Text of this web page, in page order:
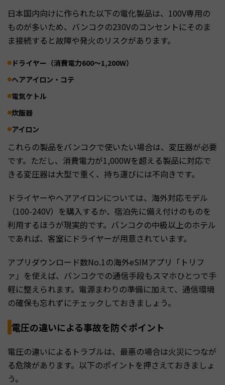
日本国内向けに作られた以下の電化製品は、100V専用の
ものが多いため、バンコクの230Vのコンセントにそのま
ま接続すると故障や発火のリスクがあります。
ドライヤー（消費電力600～1,200W）
ヘアアイロン・コテ
電気ケトル
炊飯器
アイロン
これらの製品をバンコクで使いたい場合は、変圧器が必要
です。ただし、消費電力が1,000Wを超える製品に対応で
きる変圧器は大型で重く、持ち運びには不向きです。
ドライヤーやヘアアイロンについては、海外対応モデル
（100-240V）を購入するか、宿泊先に備え付けのものを
利用するほうが現実的です。バンコクの中級以上のホテル
であれば、客室にドライヤーが用意されています。
アプリダウンロード数No.1の海外eSIMアプリ「トリフ
ァ」を使えば、バンコクでの通信手段もスマホひとつで手
軽に整えられます。電源まわりの準備に加えて、通信環境
の確保も忘れずにチェックしておきましょう。
電圧の違いによる事故を防ぐポイント
電圧の違いによるトラブルは、最悪の場合は火災につなが
る危険があります。以下のポイントを押さえておきましょ
う。